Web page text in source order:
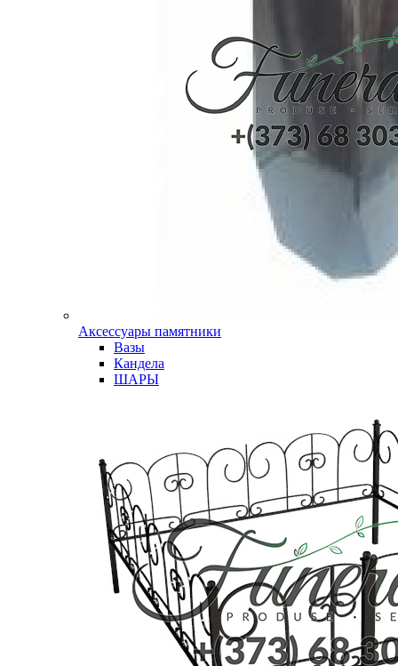
Аксессуары памятники
Вазы
Кандела
ШАРЫ